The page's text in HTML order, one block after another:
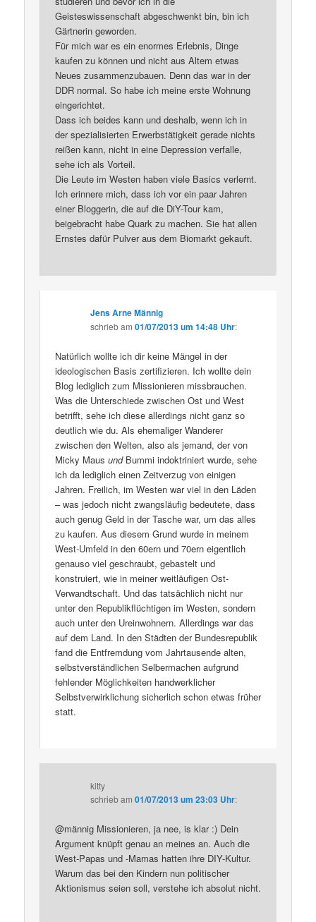
Geisteswissenschaft abgeschwenkt bin, bin ich
Gärtnerin geworden.
Für mich war es ein enormes Erlebnis, Dinge
kaufen zu können und nicht aus Altem etwas
Neues zusammenzubauen. Denn das war in der
DDR normal. So habe ich meine erste Wohnung
eingerichtet.
Dass ich beides kann und deshalb, wenn ich in
der spezialisierten Erwerbstätigkeit gerade nichts
reißen kann, nicht in eine Depression verfalle,
sehe ich als Vorteil.
Die Leute im Westen haben viele Basics verlernt.
Ich erinnere mich, dass ich vor ein paar Jahren
einer Bloggerin, die auf die DiY-Tour kam,
beigebracht habe Quark zu machen. Sie hat allen
Ernstes dafür Pulver aus dem Biomarkt gekauft.
Jens Arne Männig
schriebam01/07/2013 um 14:48 Uhr:
Natürlich wollte ich dir keine Mängel in der
ideologischen Basis zertifizieren. Ich wollte dein
Blog lediglich zum Missionieren missbrauchen.
Was die Unterschiede zwischen Ost und West
betrifft, sehe ich diese allerdings nicht ganz so
deutlich wie du. Als ehemaliger Wanderer
zwischen den Welten, also als jemand, der von
Micky MausundBummi indoktriniert wurde, sehe
ich da lediglich einen Zeitverzug von einigen
Jahren. Freilich, im Westen war viel in den Läden
– was jedoch nicht zwangsläufig bedeutete, dass
auch genug Geld in der Tasche war, um das alles
zu kaufen. Aus diesem Grund wurde in meinem
West-Umfeld in den 60ern und 70ern eigentlich
genauso viel geschraubt, gebastelt und
konstruiert, wie in meiner weitläufigen Ost-
Verwandtschaft. Und das tatsächlich nicht nur
unter den Republikflüchtigen im Westen, sondern
auch unter den Ureinwohnern. Allerdings war das
auf dem Land. In den Städten der Bundesrepublik
fand die Entfremdung vom Jahrtausende alten,
selbstverständlichen Selbermachen aufgrund
fehlender Möglichkeiten handwerklicher
Selbstverwirklichung sicherlich schon etwas früher
statt.
kitty
schriebam01/07/2013 um 23:03 Uhr:
@männig Missionieren, ja nee, is klar :) Dein
Argument knüpft genau an meines an. Auch die
West-Papas und -Mamas hatten ihre DIY-Kultur.
Warum das bei den Kindern nun politischer
Aktionismus seien soll, verstehe ich absolut nicht.